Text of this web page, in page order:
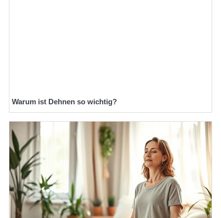
Warum ist Dehnen so wichtig?